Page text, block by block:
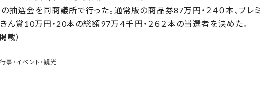
の抽選会を同商議所で行った。通常版の商品券87万円・２４０本、プレミ
ん賞10万円・20本の総額97万４千円・２６２本の当選者を決めた。
載）
行事・イベント・観光